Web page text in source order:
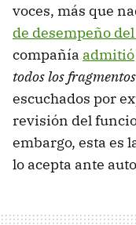
voces, más que
de desempeño
compañía admitió
todos los
escuchados por
revisión del
embargo, esta es
lo acepta ante